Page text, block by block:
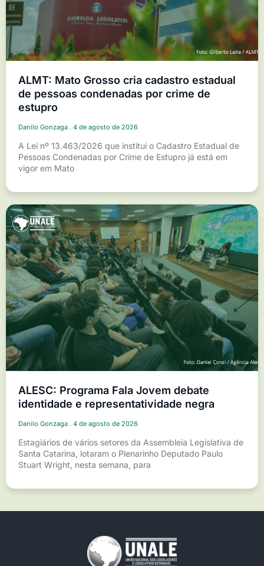
ALMT: Mato Grosso cria cadastro estadual
de pessoas condenadas por crime de
estupro
Danilo Gonzaga 4 de agosto de 2026
A Lei nº 13.463/2026 que institui o Cadastro Estadual de
Pessoas Condenadas por Crime de Estupro já está em
vigor em Mato
ALESC: Programa Fala Jovem debate
identidade e representatividade negra
Danilo Gonzaga 4 de agosto de 2026
Estagiários de vários setores da Assembleia Legislativa de
Santa Catarina, lotaram o Plenarinho Deputado Paulo
Stuart Wright, nesta semana, para